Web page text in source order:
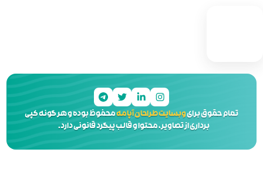
محفوظ بوده و هر گونه کپی
و قالب پیگرد قانونی دارد.